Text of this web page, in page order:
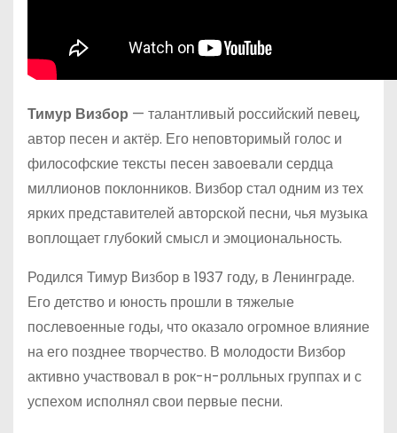
Тимур Визбор — талантливый российский певец,
автор песен и актёр. Его неповторимый голос и
философские тексты песен завоевали сердца
миллионов поклонников. Визбор стал одним из тех
ярких представителей авторской песни, чья музыка
воплощает глубокий смысл и эмоциональность.
Родился Тимур Визбор в 1937 году, в Ленинграде.
Его детство и юность прошли в тяжелые
послевоенные годы, что оказало огромное влияние
на его позднее творчество. В молодости Визбор
активно участвовал в рок-н-ролльных группах и с
успехом исполнял свои первые песни.